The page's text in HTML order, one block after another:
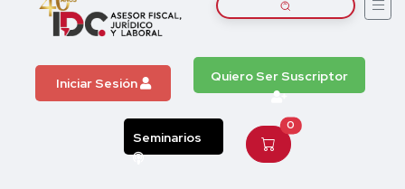
Iniciar Sesión Quiero Ser Suscriptor
Seminarios
0